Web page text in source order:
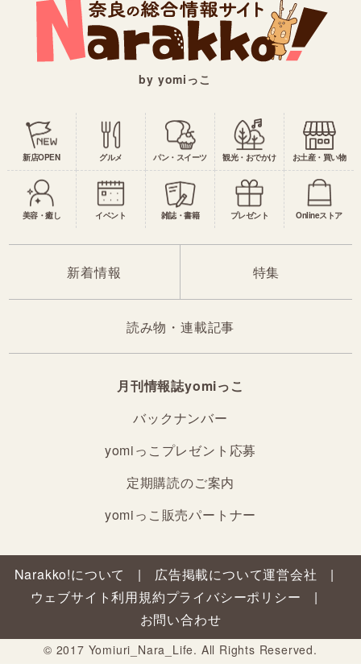
by yomiっこ
新店OPEN グルメ パン・スイーツ 観光・おでかけ お土産・買い物
美容・癒し イベント 雑誌・書籍 プレゼント Onlineストア
新着情報 特集
読み物・連載記事
月刊情報誌yomiっこ
バックナンバー
yomiっこプレゼント応募
定期購読のご案内
yomiっこ販売パートナー
Narakko!について 広告掲載について運営会社
ウェブサイト利用規約プライバシーポリシー
お問い合わせ
© 2017 Yomiuri_Nara_Life. All Rights Reserved.